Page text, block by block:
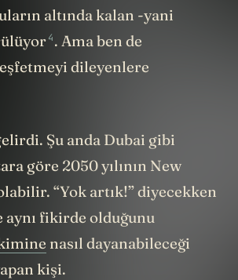
altında kalan -yani
4. Ama ben de
dileyenlere
Şu anda Dubai gibi
göre 2050 yılının New
“Yok artık!” diyecekken
aynı fikirde olduğunu
nasıl dayanabileceği
kişi.